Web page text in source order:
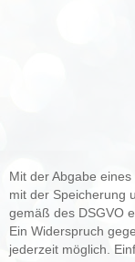
Mit der Abgabe
mit der Speicherung
gemäß des DSGVO
Ein Widerspruch
jederzeit möglich.